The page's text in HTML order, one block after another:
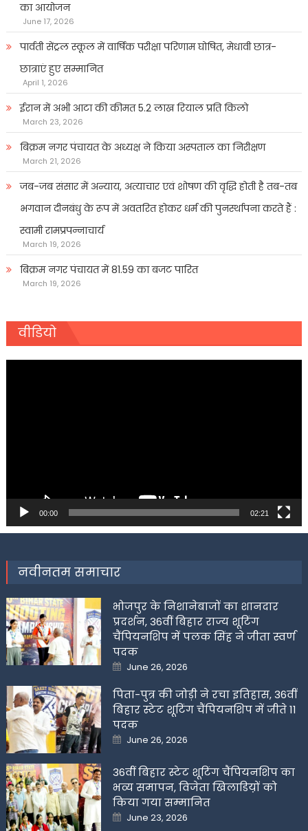
का आयोजन
June 17, 2026
पार्वती सेंट्रल स्कूल में वार्षिक परीक्षा परिणाम घोषित, मेधावी छात्र-
छात्राएं हुए सम्मानित
April 1, 2026
ईरान में अभी आटा की कीमत 5.2 लाख रियाल प्रति किलो
March 23, 2026
बिक्रम नगर पंचायत के अध्यक्ष ने किया अस्पताल का निरीक्षण
March 21, 2026
जब-जब संसार में अन्याय, अत्याचार एवं शोषण की वृद्धि होती है तब-तब
भगवान दीनबंधु के रूप में अवतरित होकर धर्म की पुनर्स्थापना करते हैं :
स्वामी रामप्रपन्नाचार्य
March 19, 2026
बिक्रम नगर पंचायत में 81.59 का बजट पारित
March 19, 2026
वीडियो
00:00 02:21
नवीनतम समाचार
भोजपुर के निशानेबाजों का शानदार
प्रदर्शन, 36वीं बिहार राज्य शूटिंग
चैंपियनशिप में पलक सिंह ने जीता स्वर्ण
पदक
Posted
on
June 26, 2026
पिता-पुत्र की जोड़ी ने रचा इतिहास, 36वीं
बिहार स्टेट शूटिंग चैंपियनशिप में जीते 11
पदक
Posted
on
June 26, 2026
36वीं बिहार स्टेट शूटिंग चैंपियनशिप का
भव्य समापन, विजेता खिलाडिय़ों को
किया गया सम्मानित
Posted
on
June 23, 2026